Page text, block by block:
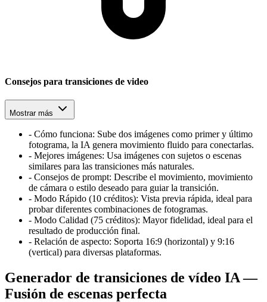
Consejos para transiciones de video
Mostrar más
- Cómo funciona: Sube dos imágenes como primer y último
fotograma, la IA genera movimiento fluido para conectarlas.
- Mejores imágenes: Usa imágenes con sujetos o escenas
similares para las transiciones más naturales.
- Consejos de prompt: Describe el movimiento, movimiento
de cámara o estilo deseado para guiar la transición.
- Modo Rápido (10 créditos): Vista previa rápida, ideal para
probar diferentes combinaciones de fotogramas.
- Modo Calidad (75 créditos): Mayor fidelidad, ideal para el
resultado de producción final.
- Relación de aspecto: Soporta 16:9 (horizontal) y 9:16
(vertical) para diversas plataformas.
Generador de transiciones de vídeo IA —
Fusión de escenas perfecta